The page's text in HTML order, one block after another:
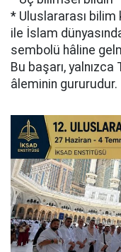
* Uluslararası
ile İslam
sembolü hâline
Bu başarı,
âleminin gururudur.